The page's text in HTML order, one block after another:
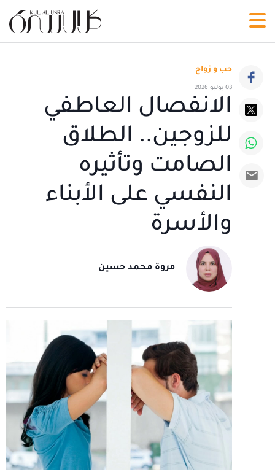
حب و زواج
03 يوليو 2026
الانفصال العاطفي
للزوجين.. الطلاق
الصامت وتأثيره
النفسي على الأبناء
والأسرة
مروة محمد حسين